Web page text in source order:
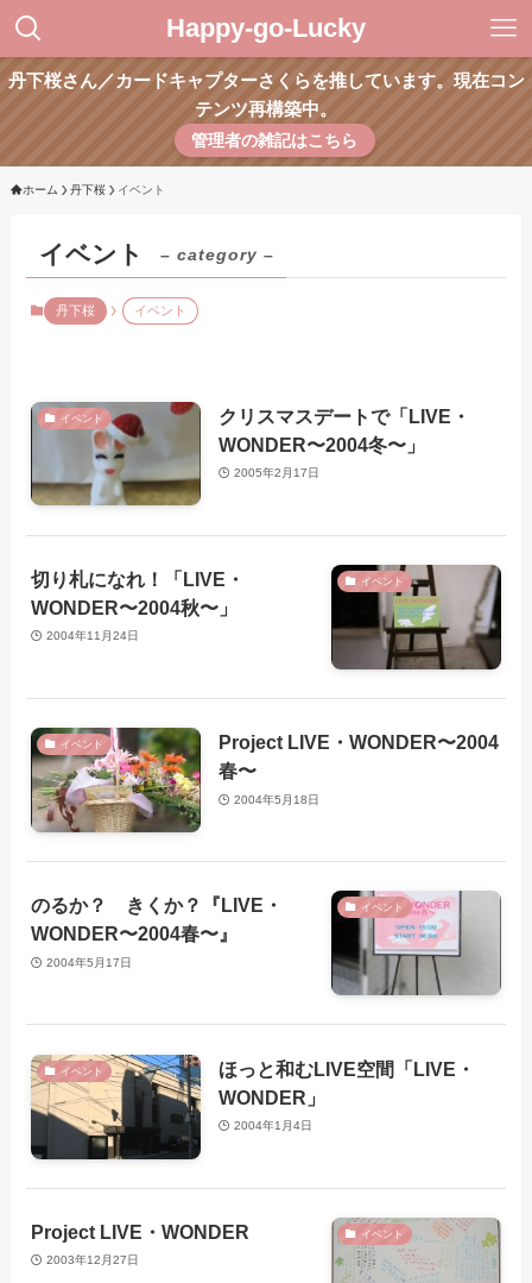
Happy-go-Lucky
丹下桜さん／カードキャプターさくらを推しています。現在コン
テンツ再構築中。
管理者の雑記はこちら
ホーム 丹下桜 イベント
イベント – category –
丹下桜 イベント
イベント
クリスマスデートで「LIVE・
WONDER〜2004冬〜」
2005年2月17日
イベント
切り札になれ！「LIVE・
WONDER〜2004秋〜」
2004年11月24日
イベント
Project LIVE・WONDER〜2004
春〜
2004年5月18日
イベント
のるか？ きくか？『LIVE・
WONDER〜2004春〜』
2004年5月17日
イベント
ほっと和むLIVE空間「LIVE・
WONDER」
2004年1月4日
イベント
Project LIVE・WONDER
2003年12月27日